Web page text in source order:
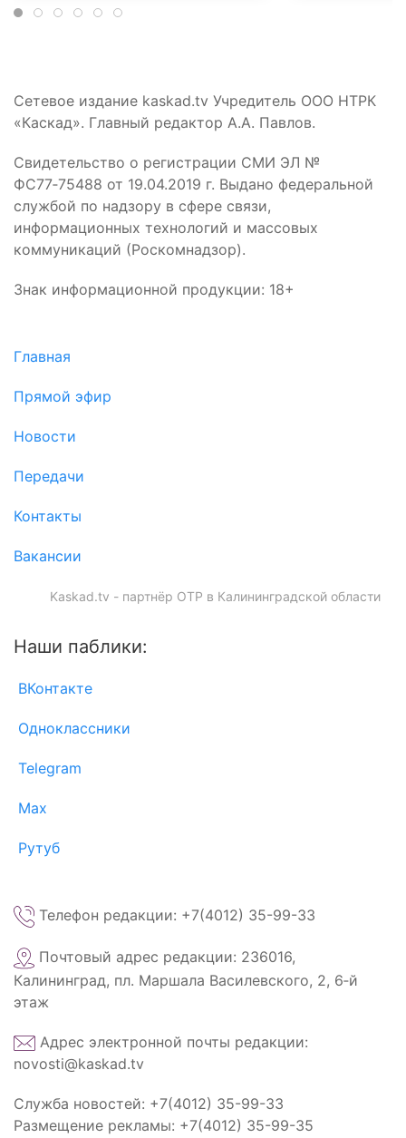
Сетевое издание kaskad.tv Учредитель ООО НТРК
«Каскад». Главный редактор А.А. Павлов.
Свидетельство о регистрации СМИ ЭЛ №
ФС77‑75488 от 19.04.2019 г. Выдано федеральной
службой по надзору в сфере связи,
информационных технологий и массовых
коммуникаций (Роскомнадзор).
Знак информационной продукции: 18+
Главная
Прямой эфир
Новости
Передачи
Контакты
Вакансии
Kaskad.tv - партнёр ОТР в Калининградской области
Наши паблики:
ВКонтакте
Одноклассники
Telegram
Max
Рутуб
Телефон редакции: +7(4012) 35-99-33
Почтовый адрес редакции: 236016,
Калининград, пл. Маршала Василевского, 2, 6‑й
этаж
Адрес электронной почты редакции:
novosti@kaskad.tv
Служба новостей: +7(4012) 35-99-33
Размещение рекламы: +7(4012) 35-99-35